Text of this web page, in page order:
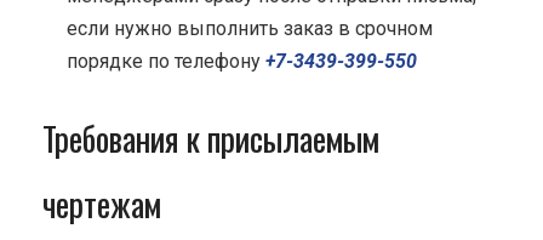
если нужно выполнить заказ в срочном
порядке по телефону +7-3439-399-550
Требования к присылаемым
чертежам